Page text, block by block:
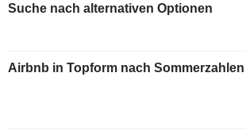
Suche nach alternativen Optionen
Airbnb in Topform nach Sommerzahlen